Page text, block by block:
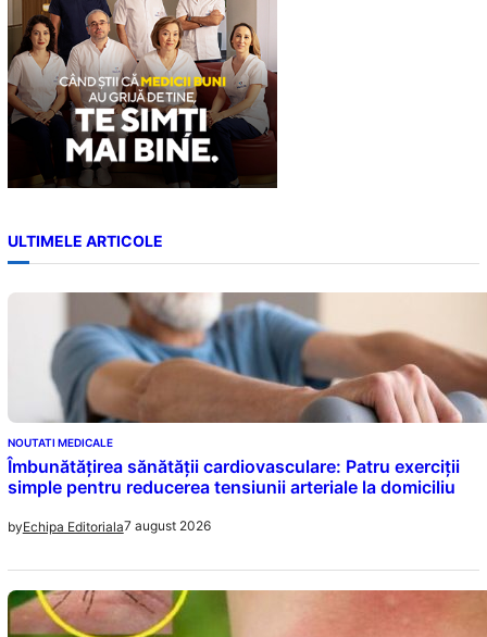
ULTIMELE ARTICOLE
NOUTATI MEDICALE
Îmbunătățirea sănătății cardiovasculare: Patru exerciții
simple pentru reducerea tensiunii arteriale la domiciliu
byEchipa Editoriala7 august 2026